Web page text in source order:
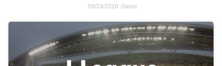
09/24/2018 Game